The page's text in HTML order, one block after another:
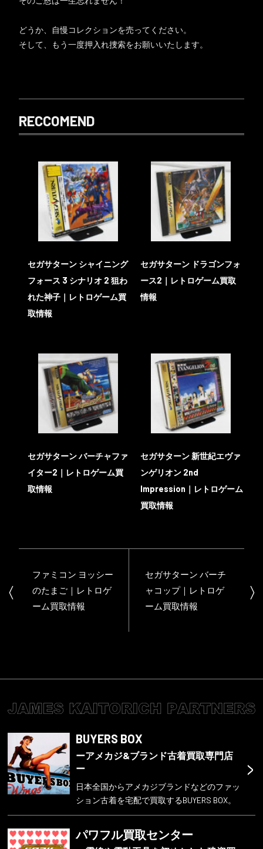
どうか、自慢コレクションを売ってください。
そして、もう一度押入れ捜索をお願いいたします。
RECCOMEND
セガサターン シャイニング
フォース 3 シナリオ 2 狙わ
れた神子｜レトロゲーム買
取情報
セガサターン ドラゴンフォ
ース2｜レトロゲーム買取
情報
セガサターン バーチャファ
イター2｜レトロゲーム買
取情報
セガサターン 新世紀エヴァ
ンゲリオン 2nd
Impression｜レトロゲーム
買取情報
ファミコン ヨッシー
のたまご｜レトロゲ
ーム買取情報
セガサターン バーチ
ャコップ｜レトロゲ
ーム買取情報
>
BUYERS BOX
ーアメカジ&ブランド古着買取専門店
ー
日本全国からアメカジブランドなどのファッ
ション古着を宅配で買取するBUYERS BOX。
パワフル買取センター